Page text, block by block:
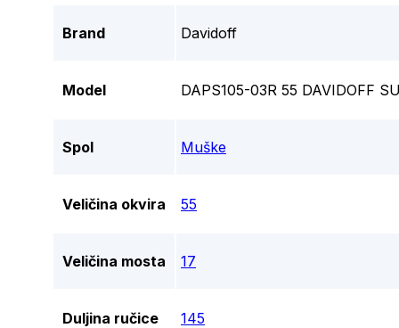
Brand Davidoff
Model DAPS105-03R 55 DAVIDOFF
Spol Muške
Veličina okvira 55
Veličina mosta 17
Duljina ručice 145